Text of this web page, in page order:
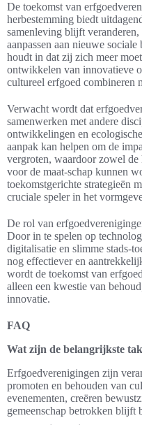
De toekomst van
herbestemming biedt
samenleving blijft
aanpassen aan nieuwe
houdt in dat zij zich meer
ontwikkelen van innovatieve
cultureel erfgoed combineren
Verwacht wordt dat
samenwerken met andere
ontwikkelingen en
aanpak kan helpen om de
vergroten, waardoor zowel de
voor de maat-schap kunnen
toekomstgerichte strategieën
cruciale speler in het
De rol van
Door in te spelen op
digitalisatie en slimme stads-
nog effectiever en
wordt de toekomst van
alleen een kwestie van
innovatie.
FAQ
Wat zijn de belangrijkste
Erfgoedverenigingen zijn
promoten en behouden van
evenementen, creëren
gemeenschap betrokken blijft